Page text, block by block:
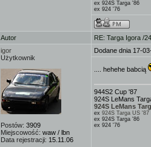
ex 924S Targa '86
ex 924 '76
Autor
RE: Targa Igora /
igor
Użytkownik
Postów: 3909
Miejscowość: waw / lbn
Data rejestracji: 15.11.06
Dodane dnia 17-
.... hehehe babcią
944S2 Cup '87
924S LeMans
924S LeMans
ex 924S Targa US '87
ex 924S Targa '86
ex 924 '76